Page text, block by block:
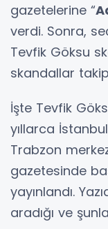
gazetelerine “
verdi. Sonra,
Tevfik Göksu
skandallar
İşte Tevfik
yıllarca
Trabzon
gazetesinde
yayınlandı.
aradığı ve